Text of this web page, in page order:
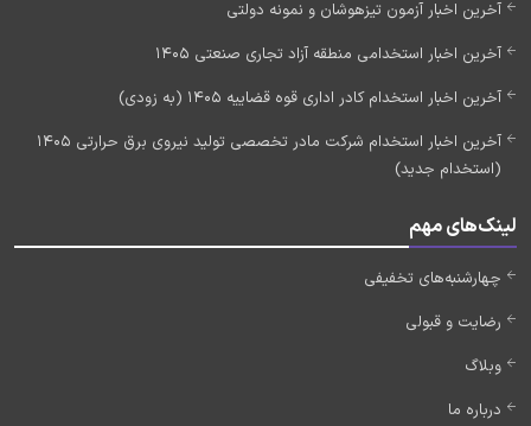
آخرین اخبار آزمون تیزهوشان و نمونه دولتی
آخرین اخبار استخدامی منطقه آزاد تجاری صنعتی 1405
آخرین اخبار استخدام کادر اداری قوه قضاییه 1405 (به زودی)
آخرین اخبار استخدام شرکت مادر تخصصی تولید نیروی برق حرارتی 1405
(استخدام جدید)
لینک‌های مهم
چهارشنبه‌های تخفیفی
رضایت و قبولی
وبلاگ
درباره ما